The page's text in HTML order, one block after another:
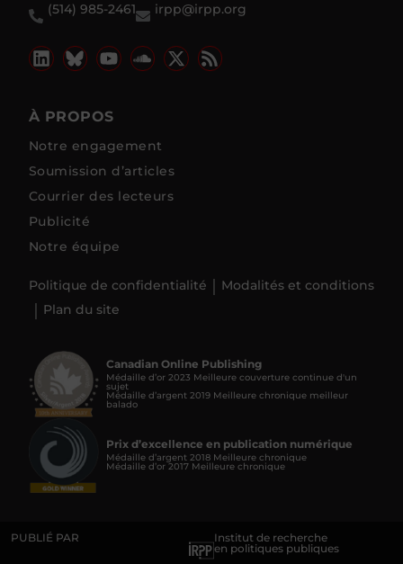
(514) 985-2461
irpp@irpp.org
À PROPOS
Notre engagement
Soumission d’articles
Courrier des lecteurs
Publicité
Notre équipe
Politique de confidentialité
Modalités et conditions
Plan du site
Canadian Online Publishing
Médaille d’or 2023 Meilleure couverture continue d'un
sujet
Médaille d’argent 2019 Meilleure chronique meilleur
balado
Prix d’excellence en publication numérique
Médaille d’argent 2018 Meilleure chronique
Médaille d’or 2017 Meilleure chronique
PUBLIÉ PAR
Institut de recherche
en politiques publiques